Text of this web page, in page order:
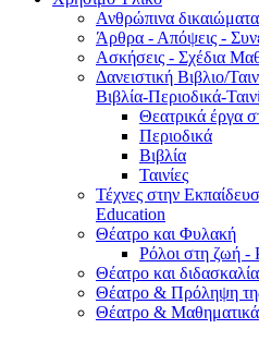
Ανθρώπινα
Άρθρα - Απόψεις -
Ασκήσεις - Σχέδια
Δανειστική Βιβλιο/
Βιβλία-Περιοδικά-
Θεατρικά έργα
Περιοδικά
Βιβλία
Ταινίες
Τέχνες στην
Education
Θέατρο και Φυλακή
Ρόλοι στη ζωή -
Θέατρο και
Θέατρο & Πρόληψη
Θέατρο & Μαθηματικά